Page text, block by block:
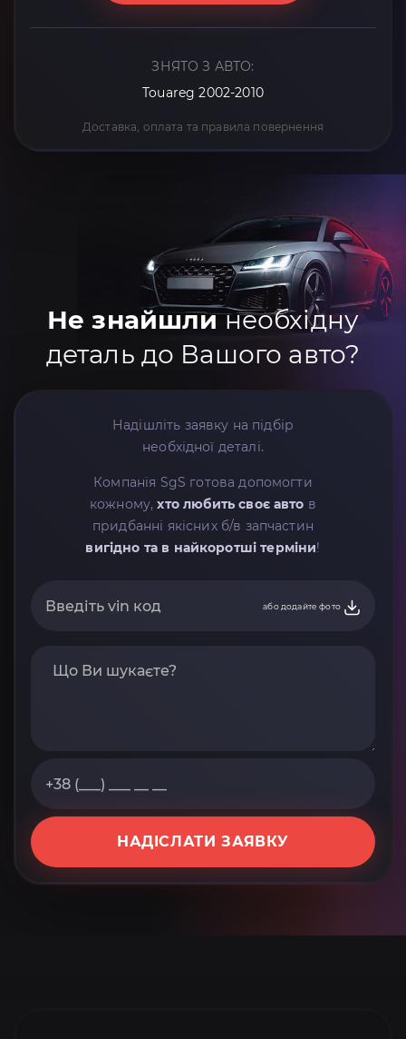
ЗНЯТО З АВТО:
Touareg 2002-2010
Доставка, оплата та правила повернення
Не знайшлинеобхідну
деталь до Вашого авто?
Надішліть заявку на підбір
необхідної деталі.
Компанія SgS готова допомогти
кожному,хто любить своє авто в
придбанні якісних б/в запчастин
вигідно та в найкоротші терміни!
або додайте фото
НАДІСЛАТИ ЗАЯВКУ